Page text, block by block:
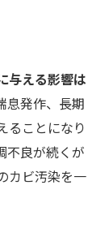
与える影響は
息発作、長期
ることになり
不良が続くが
カビ汚染を一